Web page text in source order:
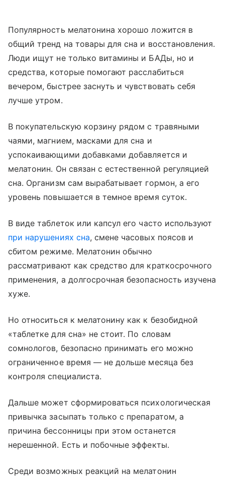
Популярность мелатонина хорошо ложится в
общий тренд на товары для сна и восстановления.
Люди ищут не только витамины и БАДы, но и
средства, которые помогают расслабиться
вечером, быстрее заснуть и чувствовать себя
лучше утром.
В покупательскую корзину рядом с травяными
чаями, магнием, масками для сна и
успокаивающими добавками добавляется и
мелатонин. Он связан с естественной регуляцией
сна. Организм сам вырабатывает гормон, а его
уровень повышается в темное время суток.
В виде таблеток или капсул его часто используют
при нарушениях сна, смене часовых поясов и
сбитом режиме. Мелатонин обычно
рассматривают как средство для краткосрочного
применения, а долгосрочная безопасность изучена
хуже.
Но относиться к мелатонину как к безобидной
«таблетке для сна» не стоит. По словам
сомнологов, безопасно принимать его можно
ограниченное время — не дольше месяца без
контроля специалиста.
Дальше может сформироваться психологическая
привычка засыпать только с препаратом, а
причина бессонницы при этом останется
нерешенной. Есть и побочные эффекты.
Среди возможных реакций на мелатонин